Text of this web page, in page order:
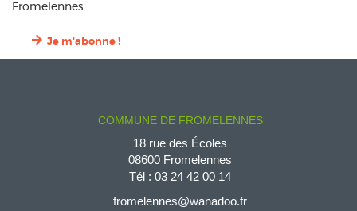
Fromelennes
Je m'abonne !
COMMUNE DE FROMELENNES
18 rue des Écoles
08600 Fromelennes
Tél : 03 24 42 00 14
fromelennes@wanadoo.fr